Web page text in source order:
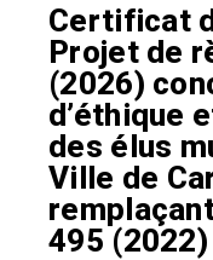
Certificat
Projet de
(2026)
d’éthique
des élus
Ville de
495 (2022)